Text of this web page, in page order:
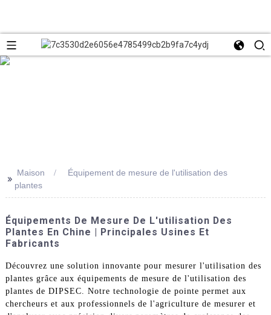
>> Maison
Équipement de mesure de l'utilisation des
plantes
Équipements De Mesure De L'utilisation Des
Plantes En Chine | Principales Usines Et
Fabricants
Découvrez une solution innovante pour mesurer l'utilisation des
plantes grâce aux équipements de mesure de l'utilisation des
plantes de DIPSEC. Notre technologie de pointe permet aux
chercheurs et aux professionnels de l'agriculture de mesurer et